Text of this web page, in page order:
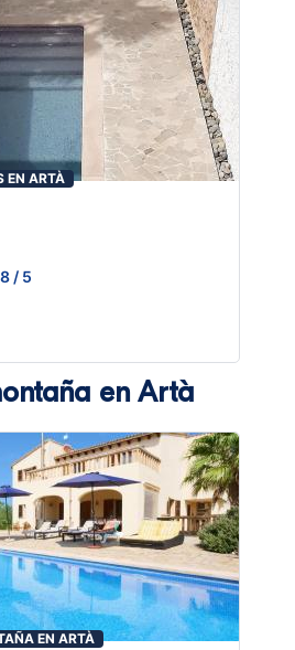
EN ARTÀ
/ 5
en Artà
EN ARTÀ